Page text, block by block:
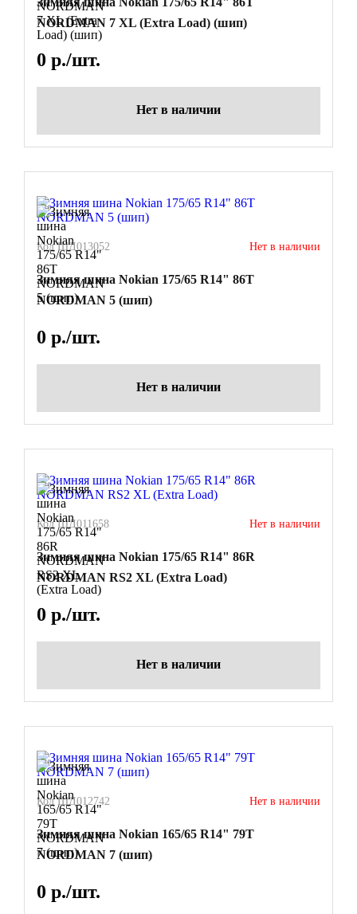
NORDMAN 7 XL (Extra Load) (шип)
0 р./шт.
Нет в наличии
Код ШД013052 Нет в наличии
Зимняя шина Nokian 175/65 R14" 86T
NORDMAN 5 (шип)
0 р./шт.
Нет в наличии
Код ШД011658 Нет в наличии
Зимняя шина Nokian 175/65 R14" 86R
NORDMAN RS2 XL (Extra Load)
0 р./шт.
Нет в наличии
Код ШД012742 Нет в наличии
Зимняя шина Nokian 165/65 R14" 79T
NORDMAN 7 (шип)
0 р./шт.